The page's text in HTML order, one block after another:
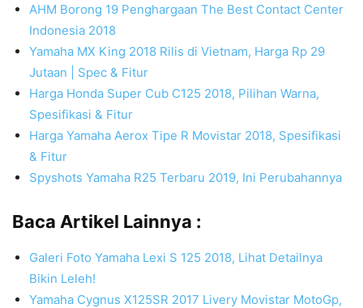
AHM Borong 19 Penghargaan The Best Contact Center
Indonesia 2018
Yamaha MX King 2018 Rilis di Vietnam, Harga Rp 29
Jutaan | Spec & Fitur
Harga Honda Super Cub C125 2018, Pilihan Warna,
Spesifikasi & Fitur
Harga Yamaha Aerox Tipe R Movistar 2018, Spesifikasi
& Fitur
Spyshots Yamaha R25 Terbaru 2019, Ini Perubahannya
Baca Artikel Lainnya :
Galeri Foto Yamaha Lexi S 125 2018, Lihat Detailnya
Bikin Leleh!
Yamaha Cygnus X125SR 2017 Livery Movistar MotoGp,